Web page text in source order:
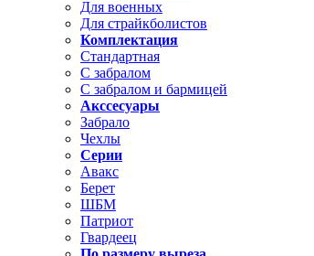
Для военных
Для страйкболистов
Комплектация
Стандартная
С забралом
С забралом и бармицей
Акссесуары
Забрало
Чехлы
Серии
Авакс
Берет
ШБМ
Патриот
Гвардеец